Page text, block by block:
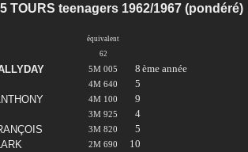
TOURS teenagers 1962/1967 (pondéré)
équivalent
62
5M 005 8 ème année
4M 640 5
4M 100 9
3M 925 4
3M 820 5
2M 690 10